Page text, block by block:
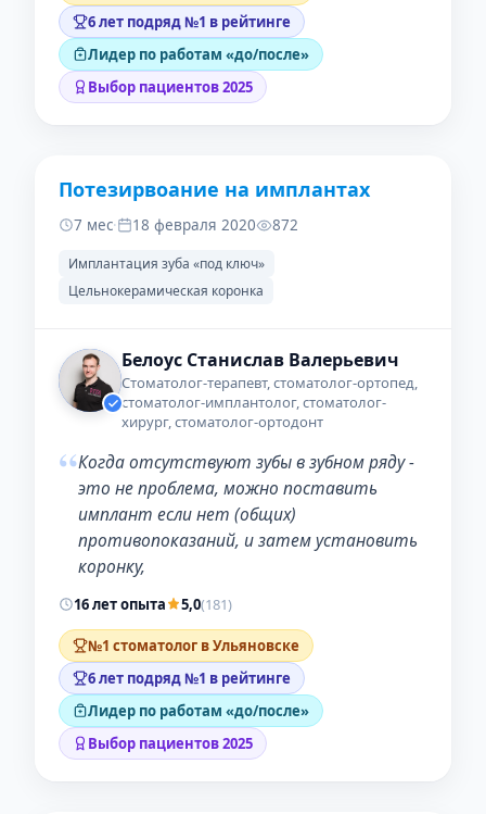
6 лет подряд №1 в рейтинге
Лидер по работам «до/после»
Выбор пациентов 2025
ДО
Потезирвоание на имплантах
7 мес· 18 февраля 2020 872
Имплантация зуба «под ключ»
Цельнокерамическая коронка
Белоус Станислав Валерьевич
Стоматолог-терапевт, стоматолог-ортопед,
стоматолог-имплантолог, стоматолог-
хирург, стоматолог-ортодонт
“Когда отсутствуют зубы в зубном ряду -
это не проблема, можно поставить
имплант если нет (общих)
противопоказаний, и затем установить
коронку,
16 лет опыта 5,0(181)
№1 стоматолог в Ульяновске
6 лет подряд №1 в рейтинге
Лидер по работам «до/после»
Выбор пациентов 2025